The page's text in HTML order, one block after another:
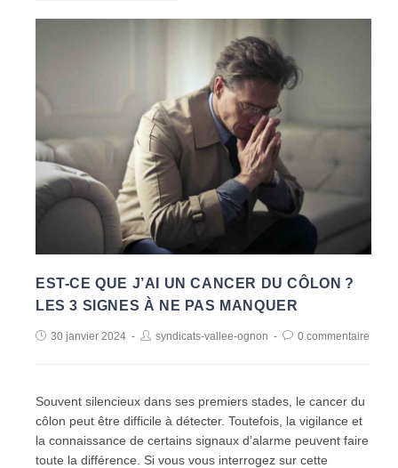
EST-CE QUE J’AI UN CANCER DU CÔLON ?
LES 3 SIGNES À NE PAS MANQUER
30 janvier 2024 syndicats-vallee-ognon 0 commentaire
Souvent silencieux dans ses premiers stades, le cancer du
côlon peut être difficile à détecter. Toutefois, la vigilance et
la connaissance de certains signaux d’alarme peuvent faire
toute la différence. Si vous vous interrogez sur cette